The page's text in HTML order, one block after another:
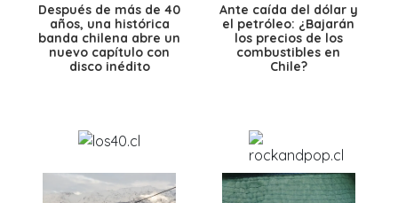
Después de más de 40
años, una histórica
banda chilena abre un
nuevo capítulo con
disco inédito
Ante caída del dólar y
el petróleo: ¿Bajarán
los precios de los
combustibles en
Chile?